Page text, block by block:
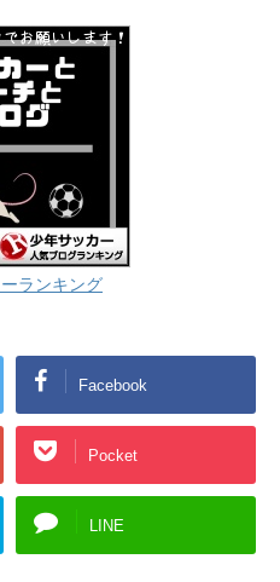
ランキング
Facebook
Pocket
LINE